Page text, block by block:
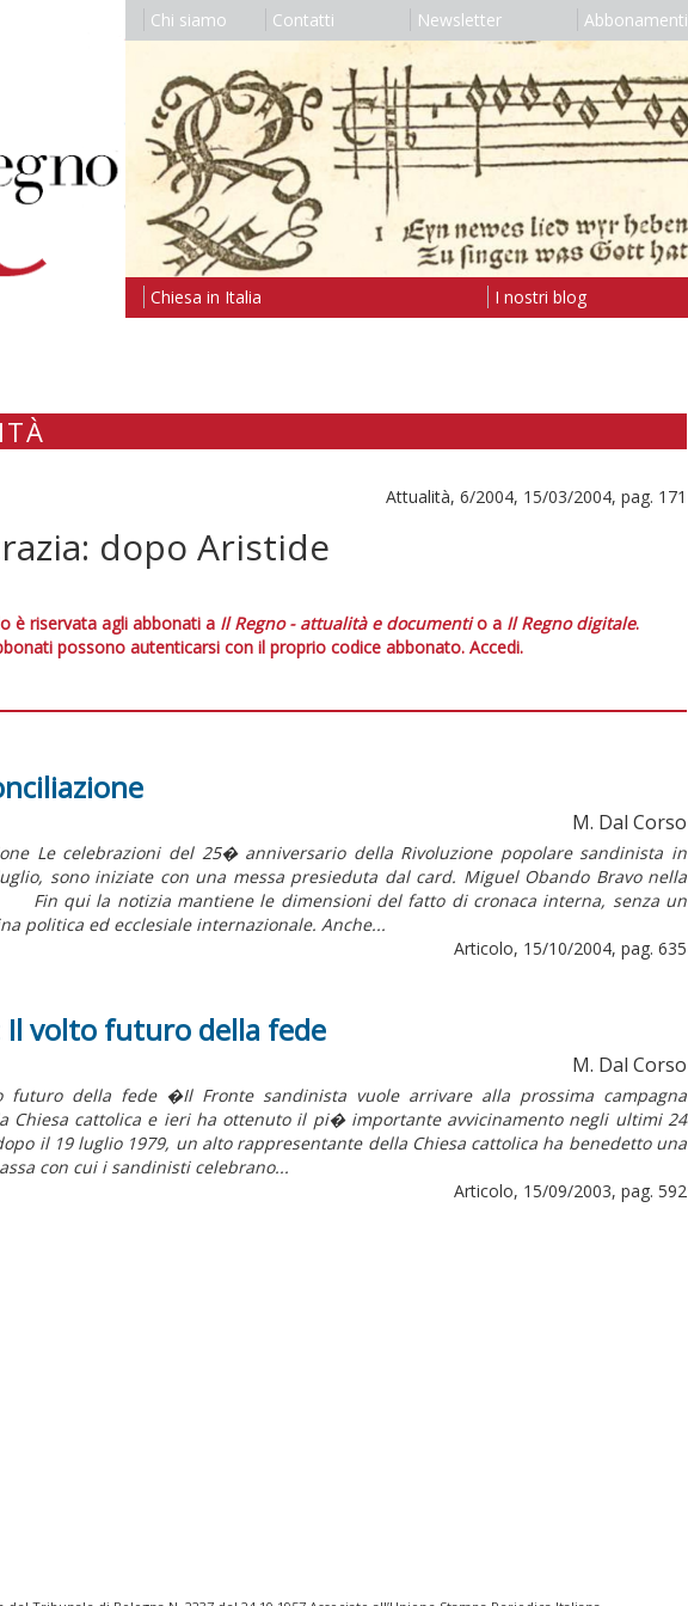
Chi siamo Contatti Newsletter Abbonamenti
Chiesa in Italia I nostri blog
Attualità, 6/2004, 15/03/2004, pag. 171
dopo Aristide
è riservata agli abbonati a Il Regno - attualità e documentio a Il Regno digitale.
possono autenticarsi con il proprio codice abbonato. Accedi.
M. Dal Corso
Le celebrazioni del 25� anniversario della Rivoluzione popolare sandinista in
sono iniziate con una messa presieduta dal card. Miguel Obando Bravo nella
Fin qui la notizia mantiene le dimensioni del fatto di cronaca interna, senza un
politica ed ecclesiale internazionale. Anche...
Articolo, 15/10/2004, pag. 635
Il volto futuro della fede
M. Dal Corso
futuro della fede �Il Fronte sandinista vuole arrivare alla prossima campagna
Chiesa cattolica e ieri ha ottenuto il pi� importante avvicinamento negli ultimi 24
il 19 luglio 1979, un alto rappresentante della Chiesa cattolica ha benedetto una
con cui i sandinisti celebrano...
Articolo, 15/09/2003, pag. 592